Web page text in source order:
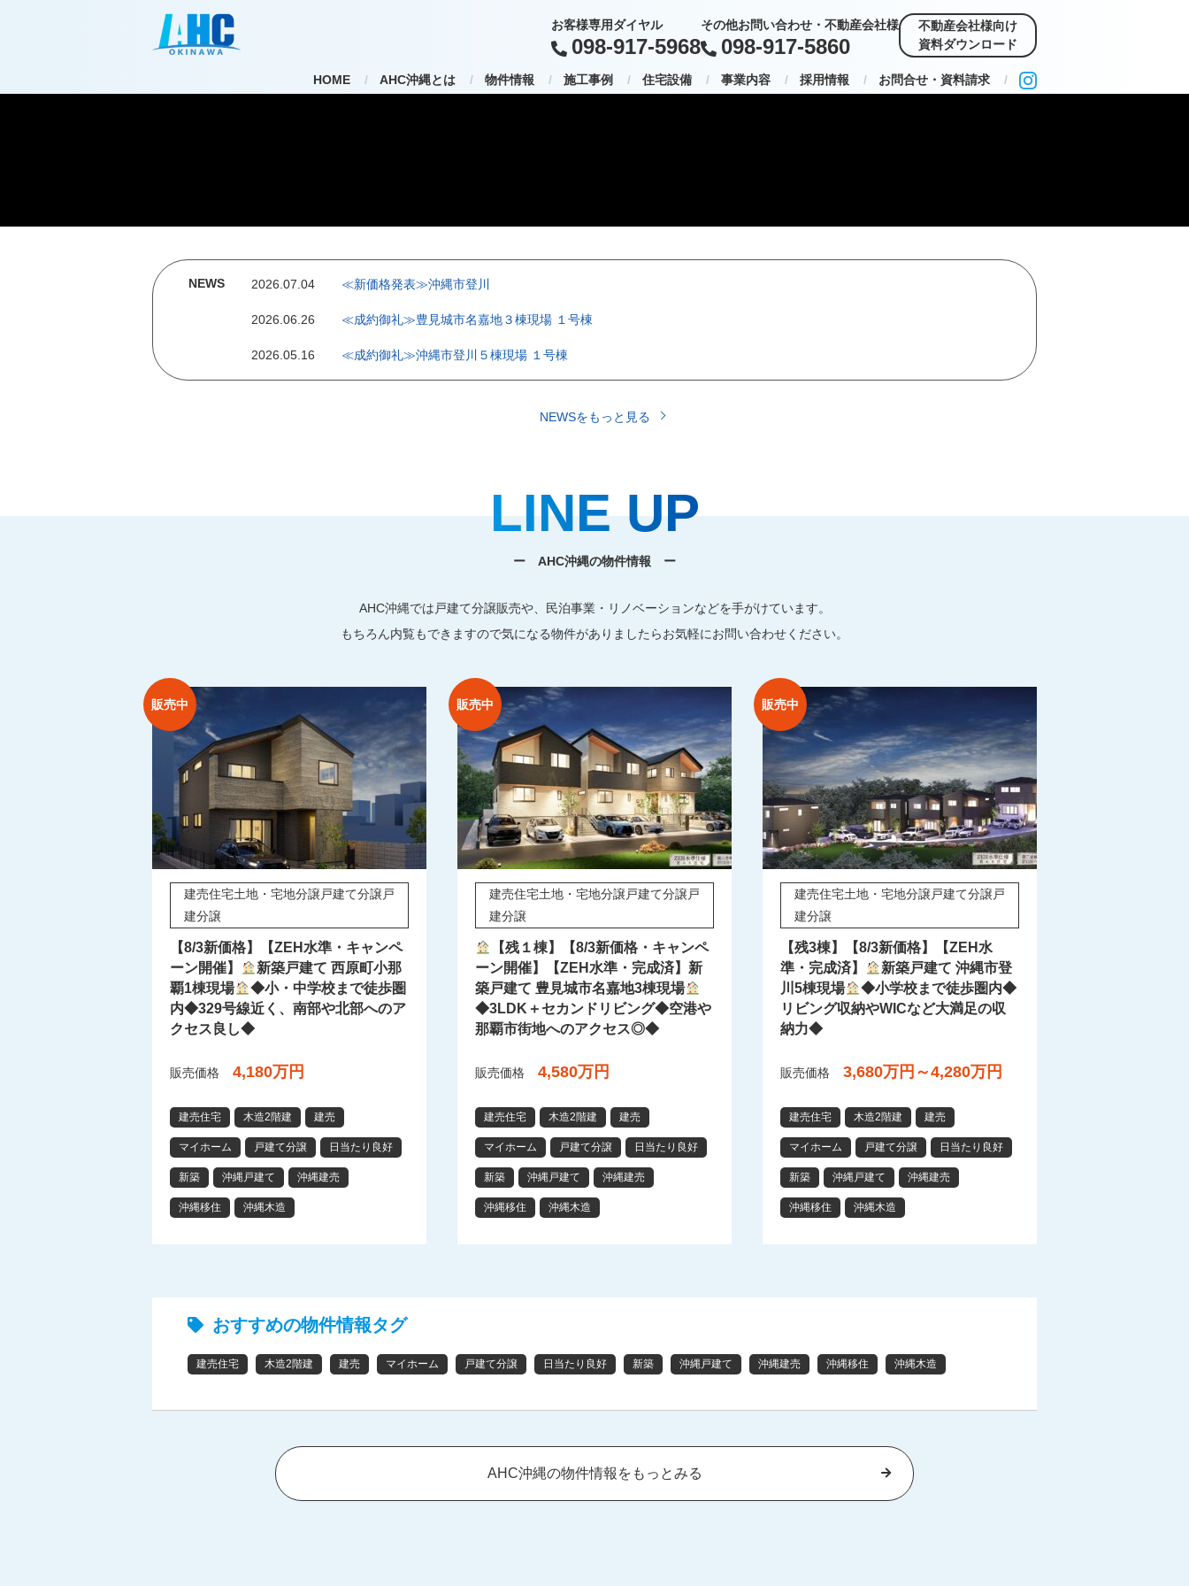
お客様専用ダイヤル
098-917-5968
その他お問い合わせ・不動産会社様
098-917-5860
不動産会社様向け
資料ダウンロード
HOME AHC沖縄とは 物件情報 施工事例 住宅設備 事業内容 採用情報 お問合せ・資料請求
NEWS 2026.07.04 ≪新価格発表≫沖縄市登川
2026.06.26 ≪成約御礼≫豊見城市名嘉地３棟現場 １号棟
2026.05.16 ≪成約御礼≫沖縄市登川５棟現場 １号棟
NEWSをもっと見る
LINE UP
ー AHC沖縄の物件情報 ー
AHC沖縄では戸建て分譲販売や、民泊事業・リノベーションなどを手がけています。
もちろん内覧もできますので気になる物件がありましたらお気軽にお問い合わせください。
販売中
建売住宅土地・宅地分譲戸建て分譲戸
建分譲
【8/3新価格】【ZEH水準・キャンペ
ーン開催】
新築戸建て 西原町小那
覇1棟現場
◆小・中学校まで徒歩圏
内◆329号線近く、南部や北部へのア
クセス良し◆
販売価格 4,180万円
建売住宅 木造2階建 建売
マイホーム 戸建て分譲 日当たり良好
新築 沖縄戸建て 沖縄建売
沖縄移住 沖縄木造
販売中
建売住宅土地・宅地分譲戸建て分譲戸
建分譲
【残１棟】【8/3新価格・キャンペ
ーン開催】【ZEH水準・完成済】新
築戸建て 豊見城市名嘉地3棟現場
◆3LDK＋セカンドリビング◆空港や
那覇市街地へのアクセス◎◆
販売価格 4,580万円
建売住宅 木造2階建 建売
マイホーム 戸建て分譲 日当たり良好
新築 沖縄戸建て 沖縄建売
沖縄移住 沖縄木造
販売中
建売住宅土地・宅地分譲戸建て分譲戸
建分譲
【残3棟】【8/3新価格】【ZEH水
準・完成済】
新築戸建て 沖縄市登
川5棟現場
◆小学校まで徒歩圏内◆
リビング収納やWICなど大満足の収
納力◆
販売価格 3,680万円～4,280万円
建売住宅 木造2階建 建売
マイホーム 戸建て分譲 日当たり良好
新築 沖縄戸建て 沖縄建売
沖縄移住 沖縄木造
おすすめの物件情報タグ
建売住宅 木造2階建 建売 マイホーム 戸建て分譲 日当たり良好 新築 沖縄戸建て 沖縄建売 沖縄移住 沖縄木造
AHC沖縄の物件情報をもっとみる